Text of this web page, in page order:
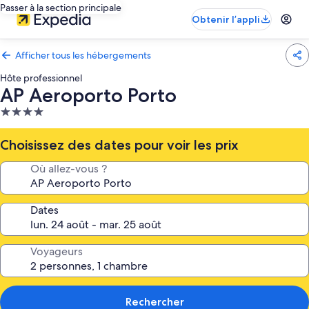
Passer à la section principale
Obtenir l’appli
Afficher tous les hébergements
Hôte professionnel
AP Aeroporto Porto
Hébergement
4.0 étoiles
Choisissez des dates pour voir les prix
Où allez-vous ?
Dates
Voyageurs
Rechercher